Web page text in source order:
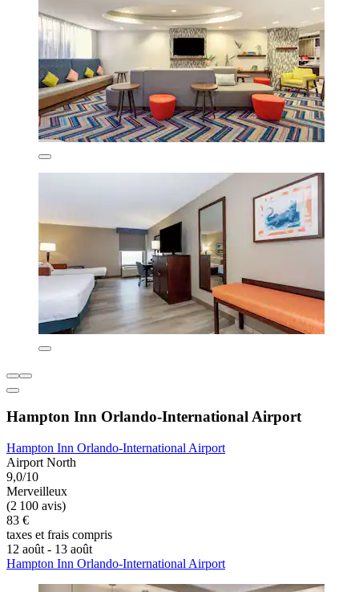
Hampton Inn Orlando-International Airport
Hampton Inn Orlando-International Airport
Airport North
9,0/10
Merveilleux
(2 100 avis)
83 €
taxes et frais compris
12 août - 13 août
Hampton Inn Orlando-International Airport